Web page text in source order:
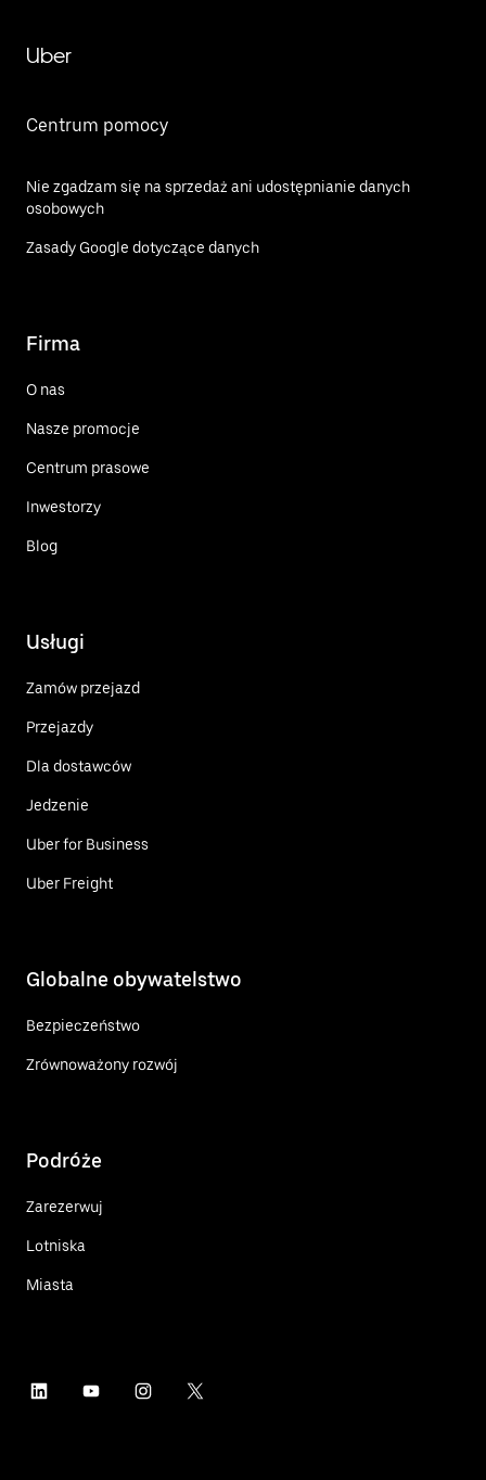
Uber
Centrum pomocy
Nie zgadzam się na sprzedaż ani udostępnianie danych
osobowych
Zasady Google dotyczące danych
Firma
O nas
Nasze promocje
Centrum prasowe
Inwestorzy
Blog
Usługi
Zamów przejazd
Przejazdy
Dla dostawców
Jedzenie
Uber for Business
Uber Freight
Globalne obywatelstwo
Bezpieczeństwo
Zrównoważony rozwój
Podróże
Zarezerwuj
Lotniska
Miasta